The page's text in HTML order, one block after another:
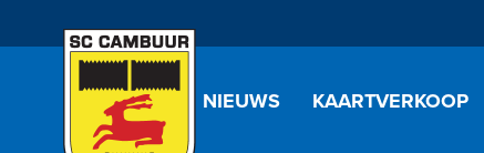
NIEUWS KAARTVERKOOP